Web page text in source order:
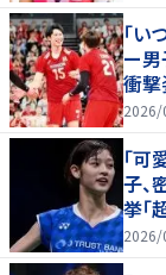
「い
ー
衝撃
から
2026/
「可
子、
挙「
2026/